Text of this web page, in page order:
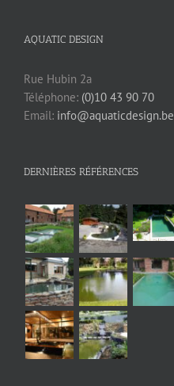
AQUATIC DESIGN
Rue Hubin 2a
Téléphone: (0)10 43 90 70
Email: info@aquaticdesign.be
DERNIÈRES RÉFÉRENCES